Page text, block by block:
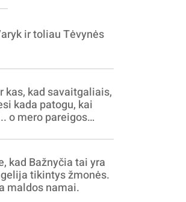
ir toliau Tėvynės
kas, kad savaitgaliais,
kada patogu, kai
o mero pareigos
nežinau,
oro virpinimas,
milijonus vagia
aferistai,
Vilnuje
kad Bažnyčia tai yra
tikintys žmonės.
maldos namai.